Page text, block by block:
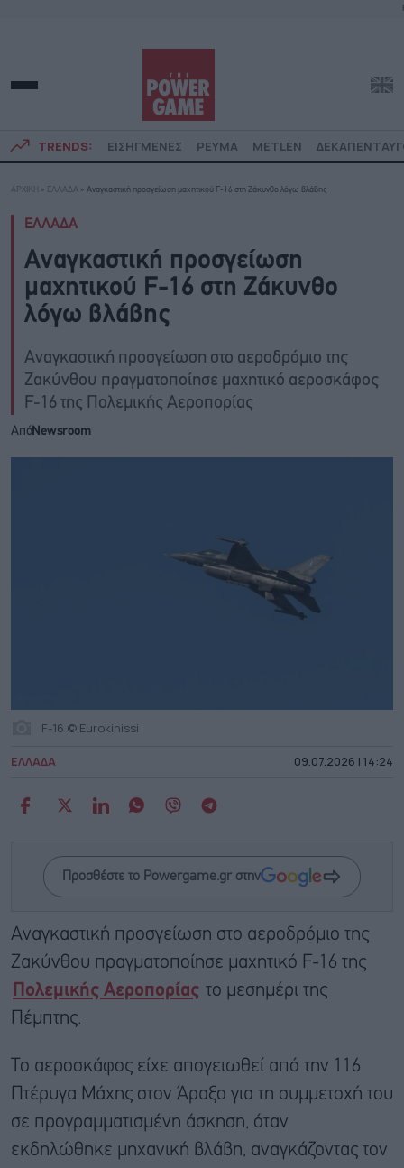
TRENDS: ΕΙΣΗΓΜΕΝΕΣ ΡΕΥΜΑ METLEN
ΑΡΧΙΚΗ » ΕΛΛΑΔΑ » Αναγκαστική προσγείωση μαχητικού F-16 στη Ζάκυνθο λόγω βλάβης
ΕΛΛΑΔΑ
Αναγκαστική προσγείωση
μαχητικού F-16 στη Ζάκυνθο
λόγω βλάβης
Αναγκαστική προσγείωση στο αεροδρόμιο της
Ζακύνθου πραγματοποίησε μαχητικό αεροσκάφος
F-16 της Πολεμικής Αεροπορίας
ΑπόNewsroom
F-16 © Eurokinissi
ΕΛΛΑΔΑ 09.07.2026 | 14:24
Προσθέστε το Powergame.gr στην
Αναγκαστική προσγείωση στο αεροδρόμιο της
Ζακύνθου πραγματοποίησε μαχητικό F-16 της
Πολεμικής Αεροπορίας το μεσημέρι της
Πέμπτης.
Το αεροσκάφος είχε απογειωθεί από την 116
Πτέρυγα Μάχης στον Άραξο για τη συμμετοχή του
σε προγραμματισμένη άσκηση, όταν
εκδηλώθηκε μηχανική βλάβη, αναγκάζοντας τον